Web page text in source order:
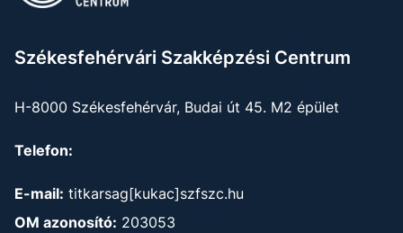
Székesfehérvári Szakképzési Centrum
H-8000 Székesfehérvár, Budai út 45. M2 épület
Telefon:
E-mail: titkarsag[kukac]szfszc.hu
OM azonosító: 203053